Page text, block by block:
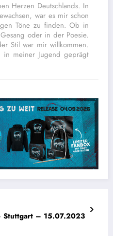
Herzen Deutschlands. In
war es mir schon
Töne zu finden. Ob in
oder in der Poesie.
Stil war mir willkommen.
in meiner Jugend geprägt
Stuttgart – 15.07.2023